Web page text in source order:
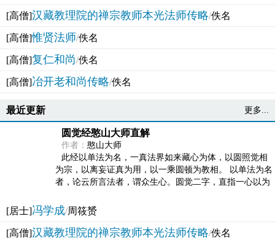
[高僧]汉藏教理院的禅宗教师本光法师传略/佚名
[高僧]惟贤法师/佚名
[高僧]复仁和尚/佚名
[高僧]冶开老和尚传略/佚名
最近更新 更多...
圆觉经憨山大师直解
作者： 憨山大师
此经以单法为名，一真法界如来藏心为体，以圆照觉相
为宗，以离妄证真为用，以一乘圆顿为教相。 以单法为名
者，论云所言法者，谓众生心。圆觉二字，直指一心以为
[居士]冯学成/周筱赟
[高僧]汉藏教理院的禅宗教师本光法师传略/佚名